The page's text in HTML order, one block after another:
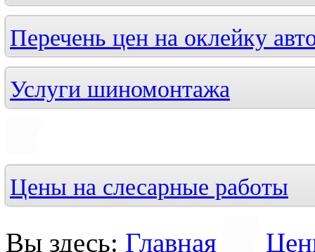
Перечень цен на оклейку
Услуги шиномонтажа
Цены на слесарные работы
Вы здесь: Главная